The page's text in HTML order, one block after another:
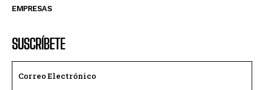
EMPRESAS
SUSCRÍBETE